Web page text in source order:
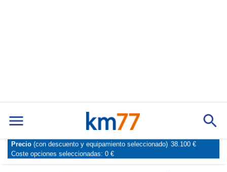
218i Cabrio
(con descuento y equipamiento seleccionado)
Coste opciones seleccionadas:0 €